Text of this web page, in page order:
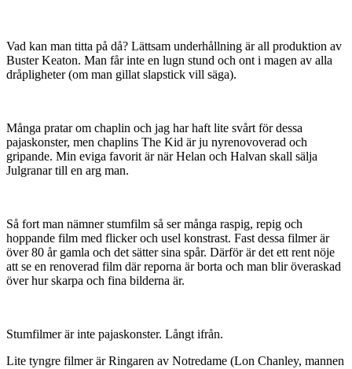
Vad kan man titta på då? Lättsam underhållning är all produktion av
Buster Keaton. Man får inte en lugn stund och ont i magen av alla
dråpligheter (om man gillat slapstick vill säga).
Många pratar om chaplin och jag har haft lite svårt för dessa
pajaskonster, men chaplins The Kid är ju nyrenovoverad och
gripande. Min eviga favorit är när Helan och Halvan skall sälja
Julgranar till en arg man.
Så fort man nämner stumfilm så ser många raspig, repig och
hoppande film med flicker och usel konstrast. Fast dessa filmer är
över 80 år gamla och det sätter sina spår. Därför är det ett rent nöje
att se en renoverad film där reporna är borta och man blir överaskad
över hur skarpa och fina bilderna är.
Stumfilmer är inte pajaskonster. Långt ifrån.
Lite tyngre filmer är Ringaren av Notredame (Lon Chanley, mannen